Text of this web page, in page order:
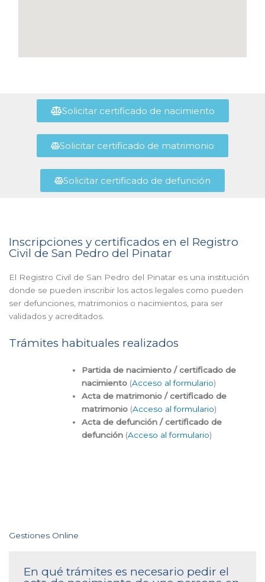
Solicitar certificado de nacimiento
Solicitar certificado de matrimonio
Solicitar certificado de defunción
Inscripciones y certificados en el Registro
Civil de San Pedro del Pinatar
El Registro Civil de San Pedro del Pinatar es una institución
donde se pueden inscribir los actos legales como pueden
ser defunciones, matrimonios o nacimientos, para ser
validados y acreditados.
Trámites habituales realizados
Partida de nacimiento / certificado de
nacimiento (Acceso al formulario)
Acta de matrimonio / certificado de
matrimonio (Acceso al formulario)
Acta de defunción / certificado de
defunción (Acceso al formulario)
Gestiones Online
En qué trámites es necesario pedir el